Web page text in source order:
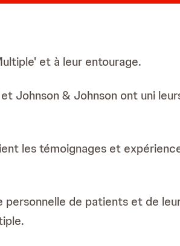
et à leur entourage.
Johnson & Johnson ont uni
les témoignages et
de patients et de